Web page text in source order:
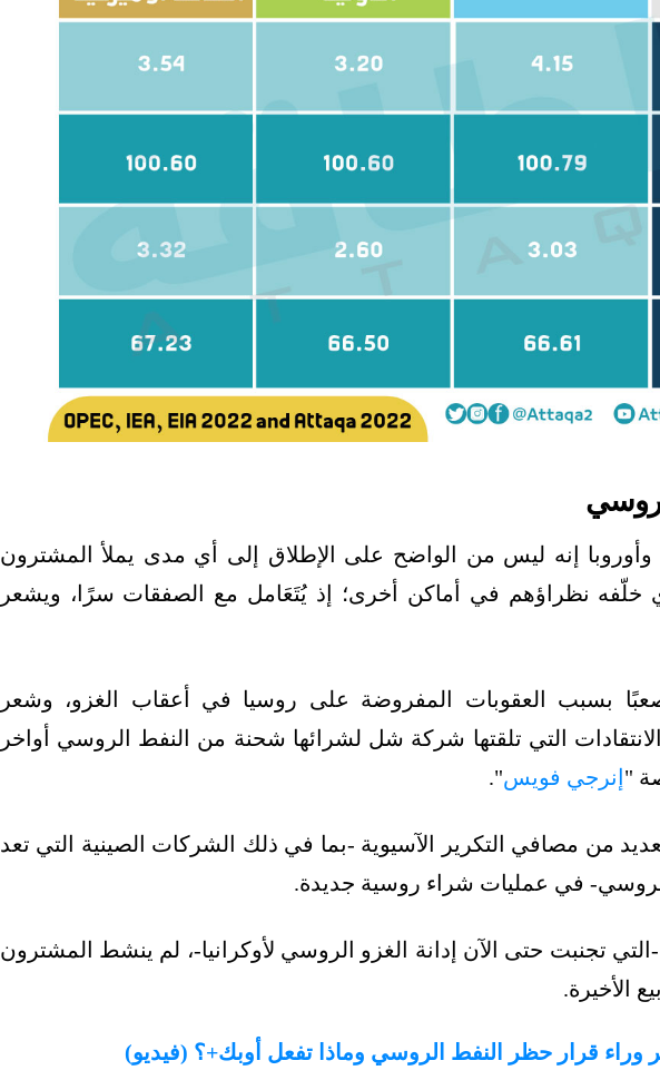
إنه ليس من الواضح على الإطلاق إلى أي مدى يملأ المشترون
خلّفه نظراؤهم في أماكن أخرى؛ إذ يُتَعَامل مع الصفقات سرًا، ويشعر
بسبب العقوبات المفروضة على روسيا في أعقاب الغزو، وشعر
التي تلقتها شركة شل لشرائها شحنة من النفط الروسي أواخر
" إنرجي فويس".
من مصافي التكرير الآسيوية -بما في ذلك الشركات الصينية التي تعد
في عمليات شراء روسية جديدة.
تجنبت حتى الآن إدانة الغزو الروسي لأوكرانيا-، لم ينشط المشترون
الأخيرة.
قرار حظر النفط الروسي وماذا تفعل أوبك+؟ (فيديو)